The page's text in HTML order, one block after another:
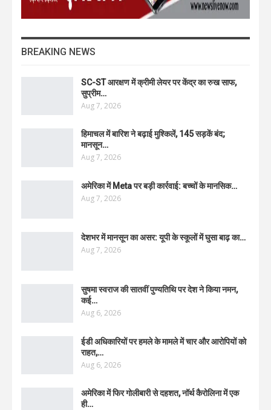
BREAKING NEWS
SC-ST आरक्षण में क्रीमी लेयर पर केंद्र का रुख साफ,
सुप्रीम…
Aug 7, 2026
हिमाचल में बारिश ने बढ़ाई मुश्किलें, 145 सड़कें बंद;
मानसून…
Aug 7, 2026
अमेरिका में Meta पर बड़ी कार्रवाई: बच्चों के मानसिक…
Aug 7, 2026
देशभर में मानसून का असर: यूपी के स्कूलों में घुसा बाढ़ का…
Aug 7, 2026
सुषमा स्वराज की सातवीं पुण्यतिथि पर देश ने किया नमन,
कई…
Aug 6, 2026
ईडी अधिकारियों पर हमले के मामले में चार और आरोपियों को
राहत,…
Aug 6, 2026
अमेरिका में फिर गोलीबारी से दहशत, नॉर्थ कैरोलिना में एक
ही…